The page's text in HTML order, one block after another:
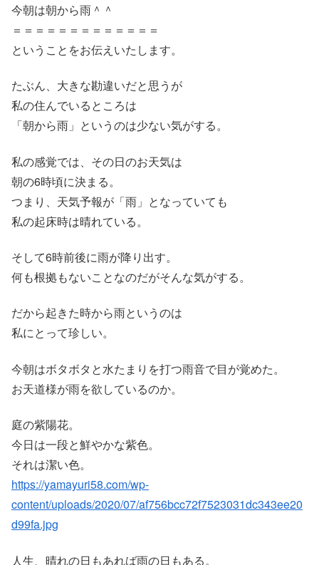
今朝は朝から雨＾＾
＝＝＝＝＝＝＝＝＝＝＝＝＝
ということをお伝えいたします。
たぶん、大きな勘違いだと思うが
私の住んでいるところは
「朝から雨」というのは少ない気がする。
私の感覚では、その日のお天気は
朝の6時頃に決まる。
つまり、天気予報が「雨」となっていても
私の起床時は晴れている。
そして6時前後に雨が降り出す。
何も根拠もないことなのだがそんな気がする。
だから起きた時から雨というのは
私にとって珍しい。
今朝はボタボタと水たまりを打つ雨音で目が覚めた。
お天道様が雨を欲しているのか。
庭の紫陽花。
今日は一段と鮮やかな紫色。
それは潔い色。
https://yamayuri58.com/wp-
content/uploads/2020/07/af756bcc72f7523031dc343ee20
d99fa.jpg
人生、晴れの日もあれば雨の日もある。